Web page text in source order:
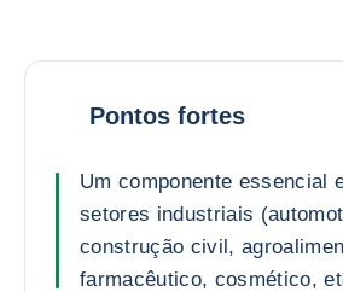
Pontos fortes
Um componente essencial
setores industriais
construção civil,
farmacêutico, cosmético,